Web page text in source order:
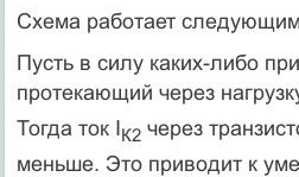
Схема работает
Пусть в силу каких-либо
протекающий через
Тогда ток IК2через
меньше. Это приводит к